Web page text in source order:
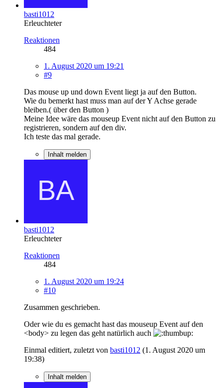
basti1012
Erleuchteter
Reaktionen
484
1. August 2020 um 19:21
#9
Das mouse up und down Event liegt ja auf den Button.
Wie du bemerkt hast muss man auf der Y Achse gerade
bleiben.( über den Button )
Meine Idee wäre das mouseup Event nicht auf den Button zu
registrieren, sondern auf den div.
Ich teste das mal gerade.
Inhalt melden
basti1012
Erleuchteter
Reaktionen
484
1. August 2020 um 19:24
#10
Zusammen geschrieben.
Oder wie du es gemacht hast das mouseup Event auf den
<body> zu legen das geht natürlich auch
Einmal editiert, zuletzt von basti1012 (1. August 2020 um
19:38)
Inhalt melden